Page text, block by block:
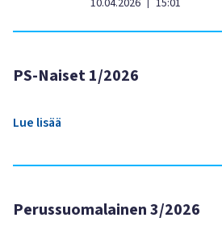
10.04.2026 | 15:01
PS-Naiset 1/2026
Lue lisää
Perussuomalainen 3/2026